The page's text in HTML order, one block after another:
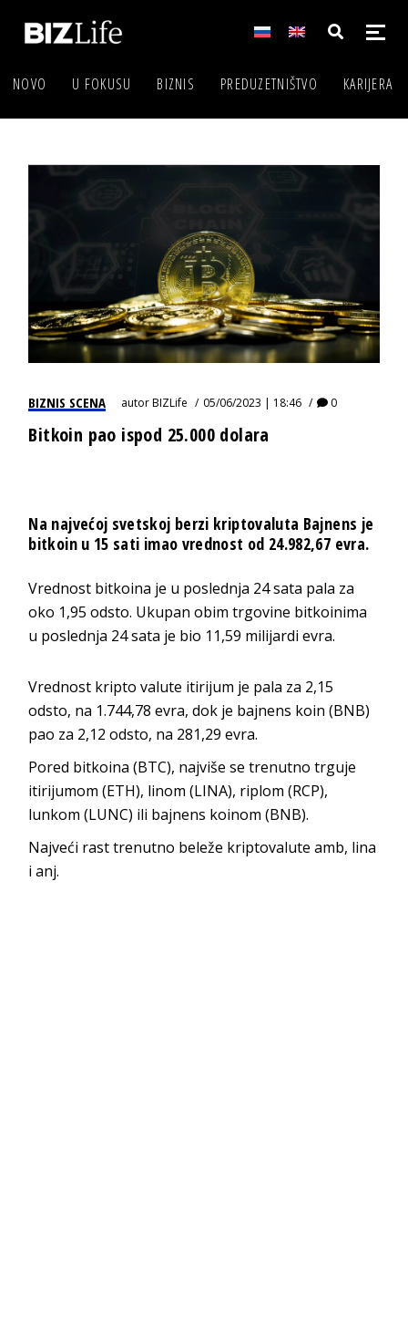
NOVO U FOKUSU BIZNIS PREDUZETNIŠTVO KARIJERA
BIZNIS SCENA autorBIZLife 05/06/2023 | 18:46 0
Bitkoin pao ispod 25.000 dolara
Na najvećoj svetskoj berzi kriptovaluta Bajnens je
bitkoin u 15 sati imao vrednost od 24.982,67 evra.
Vrednost bitkoina je u poslednja 24 sata pala za
oko 1,95 odsto. Ukupan obim trgovine bitkoinima
u poslednja 24 sata je bio 11,59 milijardi evra.
Vrednost kripto valute itirijum je pala za 2,15
odsto, na 1.744,78 evra, dok je bajnens koin (BNB)
pao za 2,12 odsto, na 281,29 evra.
Pored bitkoina (BTC), najviše se trenutno trguje
itirijumom (ETH), linom (LINA), riplom (RCP),
lunkom (LUNC) ili bajnens koinom (BNB).
Najveći rast trenutno beleže kriptovalute amb, lina
i anj.